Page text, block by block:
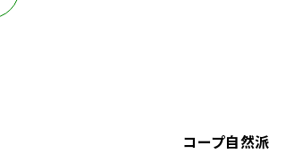
コープ自然派